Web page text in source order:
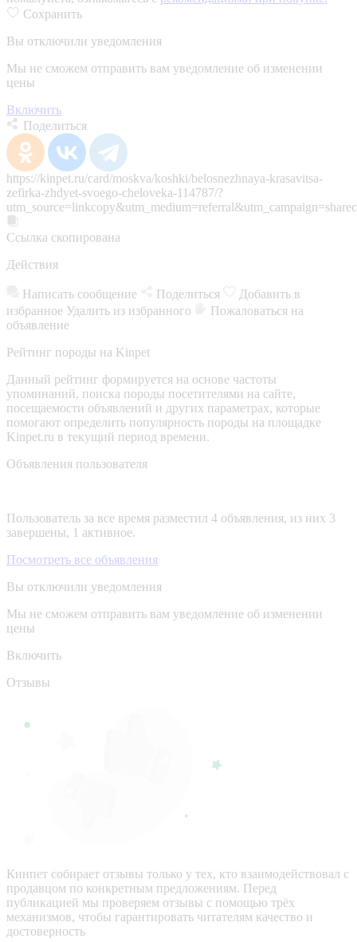
Сохранить
Вы отключили уведомления
Мы не сможем отправить вам уведомление об изменении
цены
Включить
Поделиться
https://kinpet.ru/card/moskva/koshki/belosnezhnaya-krasavitsa-
zefirka-zhdyet-svoego-cheloveka-114787/?
Ссылка скопирована
Действия
Написать сообщение Поделиться
Добавить в
избранное Удалить из избранного
Пожаловаться на
объявление
Рейтинг породы на Kinpet
Данный рейтинг формируется на основе частоты
упоминаний, поиска породы посетителями на сайте,
посещаемости объявлений и других параметрах, которые
помогают определить популярность породы на площадке
Kinpet.ru в текущий период времени.
Объявления пользователя
Пользователь за все время разместил 4 объявления, из них 3
завершены, 1 активное.
Посмотреть все объявления
Вы отключили уведомления
Мы не сможем отправить вам уведомление об изменении
цены
Включить
Отзывы
Кинпет собирает отзывы только у тех, кто взаимодействовал с
продавцом по конкретным предложениям. Перед
публикацией мы проверяем отзывы с помощью трёх
механизмов, чтобы гарантировать читателям качество и
достоверность